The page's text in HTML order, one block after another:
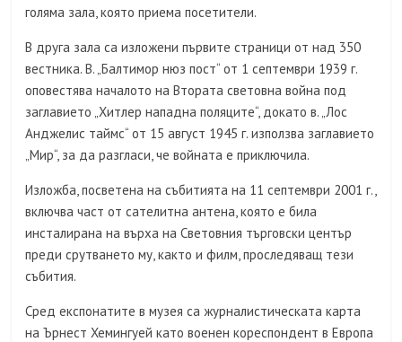
голяма зала, която приема посетители.
В друга зала са изложени първите страници от над 350
вестника. В. „Балтимор нюз пост“ от 1 септември 1939 г.
оповестява началото на Втората световна война под
заглавието „Хитлер нападна поляците“, докато в. „Лос
Анджелис таймс“ от 15 август 1945 г. използва заглавието
„Мир“, за да разгласи, че войната е приключила.
Изложба, посветена на събитията на 11 септември 2001 г.,
включва част от сателитна антена, която е била
инсталирана на върха на Световния търговски център
преди срутването му, както и филм, проследяващ тези
събития.
Сред експонатите в музея са журналистическата карта
на Ърнест Хемингуей като военен кореспондент в Европа